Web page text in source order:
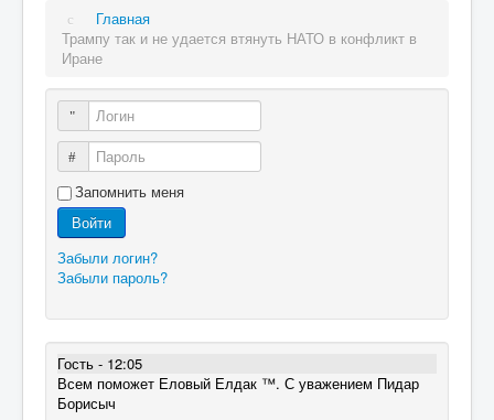
Главная
Трампу так и не удается втянуть НАТО в конфликт в
Иране
Логин
Пароль
Запомнить меня
Войти
Забыли логин?
Забыли пароль?
Гость - 12:05
Всем поможет Еловый Елдак ™. С уважением Пидар
Борисыч